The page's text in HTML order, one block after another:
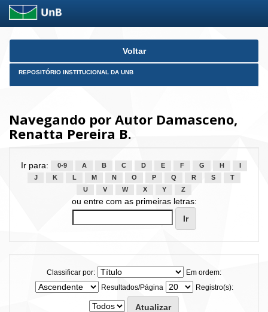
Skip
Voltar
REPOSITÓRIO INSTITUCIONAL DA UNB
Navegando por Autor Damasceno,
Renatta Pereira B.
Ir para: 0-9 A B C D E F G H
J
K L M N O P Q R S
T
U
V W X Y Z
ou entre com as primeiras letras:
Classificar por:
Em ordem:
Resultados/Página
Registro(s):